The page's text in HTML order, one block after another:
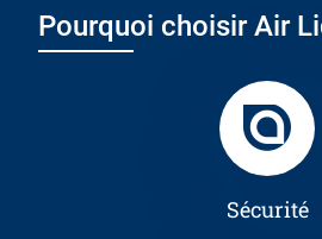
Pourquoi choisir Air
Sécurité